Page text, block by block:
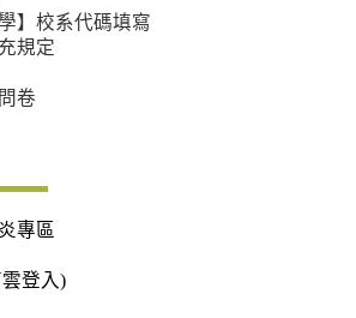
】校系代碼填寫
規定
卷
專區
登入)